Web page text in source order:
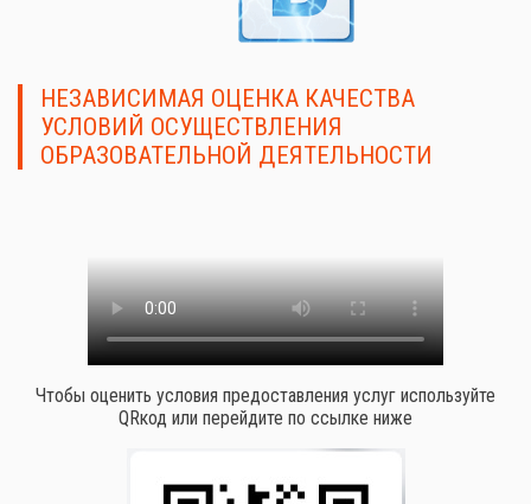
НЕЗАВИСИМАЯ ОЦЕНКА КАЧЕСТВА
УСЛОВИЙ ОСУЩЕСТВЛЕНИЯ
ОБРАЗОВАТЕЛЬНОЙ ДЕЯТЕЛЬНОСТИ
Чтобы оценить условия предоставления услуг используйте
QRкод или перейдите по ссылке ниже